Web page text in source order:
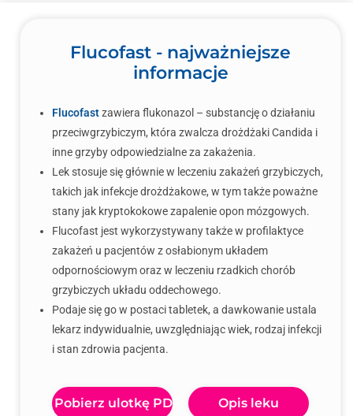
Flucofast - najważniejsze
informacje
Flucofastzawiera flukonazol – substancję o działaniu
przeciwgrzybiczym, która zwalcza drożdżaki Candida i
inne grzyby odpowiedzialne za zakażenia.
Lek stosuje się głównie w leczeniu zakażeń grzybiczych,
takich jak infekcje drożdżakowe, w tym także poważne
stany jak kryptokokowe zapalenie opon mózgowych.
Flucofast jest wykorzystywany także w profilaktyce
zakażeń u pacjentów z osłabionym układem
odpornościowym oraz w leczeniu rzadkich chorób
grzybiczych układu oddechowego.
Podaje się go w postaci tabletek, a dawkowanie ustala
lekarz indywidualnie, uwzględniając wiek, rodzaj infekcji
i stan zdrowia pacjenta.
Pobierz ulotkę PDF Opis leku